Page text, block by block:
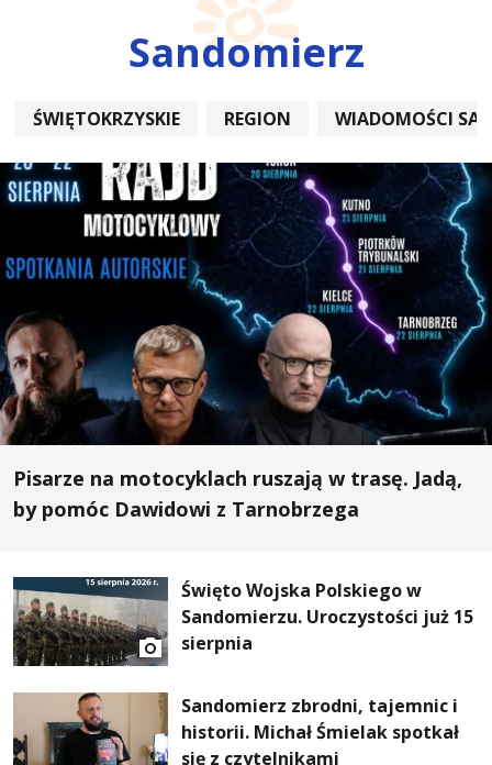
Sandomierz
ŚWIĘTOKRZYSKIE REGION WIADOMOŚCI
Pisarze na motocyklach ruszają w trasę. Jadą,
by pomóc Dawidowi z Tarnobrzega
Święto Wojska Polskiego w
Sandomierzu. Uroczystości już 15
sierpnia
Sandomierz zbrodni, tajemnic i
historii. Michał Śmielak spotkał
się z czytelnikami